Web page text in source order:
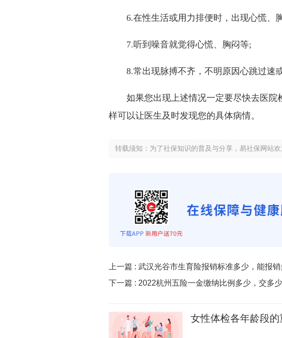
6.在性生活或用力排便时，出现心慌、
7.听到噪音就觉得心慌、胸闷等;
8.常出现脉搏不齐，不明原因心跳过速或
如果您出现上述情况一定要尽快去医院
样可以让医生及时发现您的具体病情。
转载须知：为了社保知识的普及与分享，易社保网站
上一篇 : 武汉光谷市生育险报销标准多少，能报
下一篇 : 2022杭州五险一金缴纳比例多少，交多
女性体检各年龄段的